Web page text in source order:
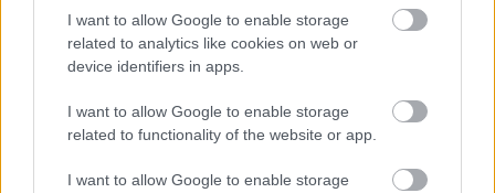
I want to allow Google to enable storage
related to analytics like cookies on web or
device identifiers in apps.
I want to allow Google to enable storage
related to functionality of the website or app.
I want to allow Google to enable storage